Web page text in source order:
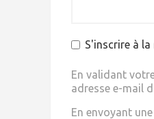
S'inscrire à
En validant
adresse e-mail
En envoyant